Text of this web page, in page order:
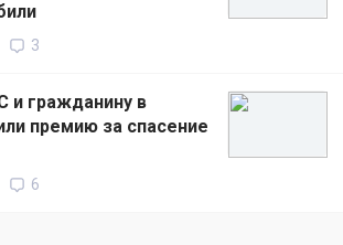
3
и гражданину в
премию за спасение
6